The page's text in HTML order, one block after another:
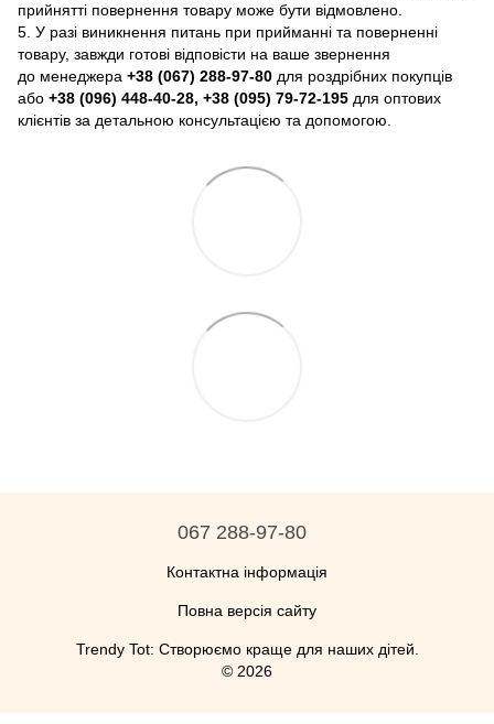
прийнятті повернення товару може бути відмовлено.
5. У разі виникнення питань при прийманні та поверненні
товару, завжди готові відповісти на ваше звернення
до менеджера +38 (067) 288-97-80 для роздрібних покупців
або +38 (096) 448-40-28, +38 (095) 79-72-195 для оптових
клієнтів за детальною консультацією та допомогою.
067 288-97-80
Контактна інформація
Повна версія сайту
Trendy Tot: Створюємо краще для наших дітей.
© 2026